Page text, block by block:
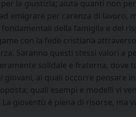
la giustizia; aiuta quanti non
emigrare per carenza di lavoro,
della famiglia e del
con la fede cristiana
Saranno questi stessi valori a
solidale e fraterna, dove
ai quali occorre pensare
quali esempi e modelli vi
gioventù è piena di risorse, ma